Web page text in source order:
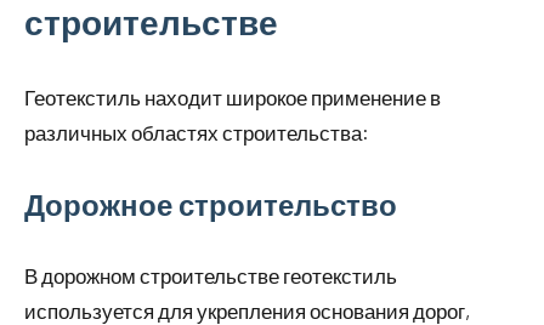
строительстве
Геотекстиль находит широкое применение в
различных областях строительства:
Дорожное строительство
В дорожном строительстве геотекстиль
используется для укрепления основания дорог,